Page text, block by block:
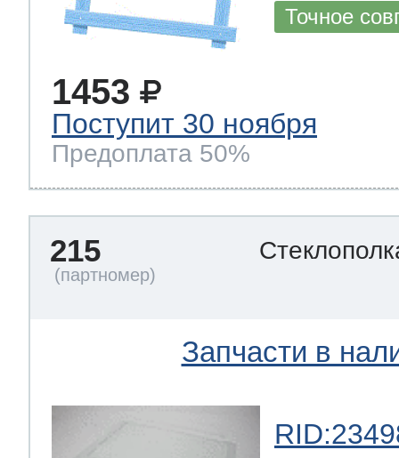
Точное
1453
Поступит 30 ноября
Предоплата 50%
215
Запчасти в